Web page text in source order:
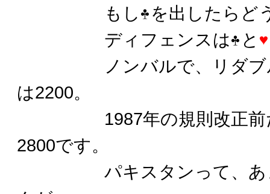
もし
を出したらど
ディフェンスは
と
ノンバルで、リダブル
は2200。
1987年の規則改正前だ
2800です。
パキスタンって、あま